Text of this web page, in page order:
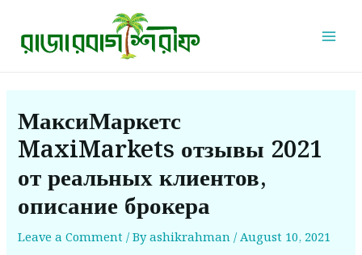
content
МаксиМаркетс
MaxiMarkets отзывы 2021
от реальных клиентов,
описание брокера
Leave a Comment/ Byashikrahman/August 10, 2021